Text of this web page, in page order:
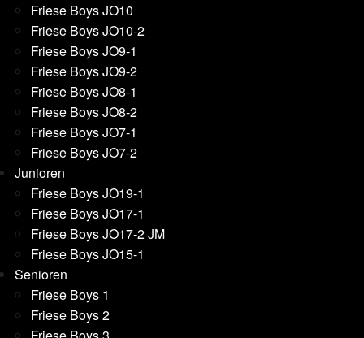
Friese Boys JO10
Friese Boys JO10-2
Friese Boys JO9-1
Friese Boys JO9-2
Friese Boys JO8-1
Friese Boys JO8-2
Friese Boys JO7-1
Friese Boys JO7-2
Junioren
Friese Boys JO19-1
Friese Boys JO17-1
Friese Boys JO17-2 JM
Friese Boys JO15-1
Senioren
Friese Boys 1
Friese Boys 2